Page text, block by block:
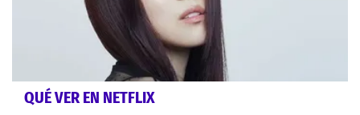
QUÉ VER EN NETFLIX